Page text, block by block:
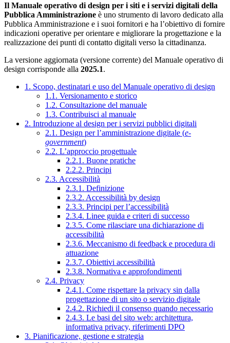
Il Manuale operativo di design per i siti e i servizi digitali della
Pubblica Amministrazione è uno strumento di lavoro dedicato alla
Pubblica Amministrazione e i suoi fornitori e ha l’obiettivo di fornire
indicazioni operative per orientare e migliorare la progettazione e la
realizzazione dei punti di contatto digitali verso la cittadinanza.
La versione aggiornata (versione corrente) del Manuale operativo di
design corrisponde alla 2025.1.
1. Scopo, destinatari e uso del Manuale operativo di design
1.1. Versionamento e storico
1.2. Consultazione del manuale
1.3. Contribuisci al manuale
2. Introduzione al design per i servizi pubblici digitali
2.1. Design per l’amministrazione digitale (e-
government)
2.2. L’approccio progettuale
2.2.1. Buone pratiche
2.2.2. Principi
2.3. Accessibilità
2.3.1. Definizione
2.3.2. Accessibilità by design
2.3.3. Principi per l’accessibilità
2.3.4. Linee guida e criteri di successo
2.3.5. Come rilasciare una dichiarazione di
accessibilità
2.3.6. Meccanismo di feedback e procedura di
attuazione
2.3.7. Obiettivi accessibilità
2.3.8. Normativa e approfondimenti
2.4. Privacy
2.4.1. Come rispettare la privacy sin dalla
progettazione di un sito o servizio digitale
2.4.2. Richiedi il consenso quando necessario
2.4.3. Le basi del sito web: architettura,
informativa privacy, riferimenti DPO
3. Pianificazione, gestione e strategia